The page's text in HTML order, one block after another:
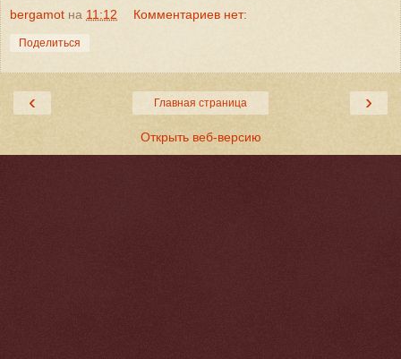
bergamot на 11:12 Комментариев нет:
Поделиться
‹ ›
Главная страница
Открыть веб-версию